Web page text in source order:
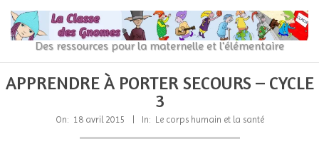
content
La
Classe
gnomes
Des ressources pour la maternelle et l'élémentaire
Navigation
Navigation
APPRENDRE À PORTER SECOURS – CYCLE
3
On: 18 avril 2015 In: Le corps humain et la santé